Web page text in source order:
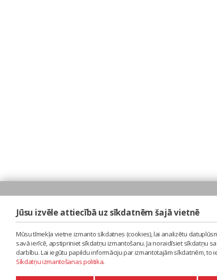
Jūsu izvēle attiecībā uz sīkdatnēm šajā vietnē
Mūsu tīmekļa vietne izmanto sīkdatnes (cookies), lai analizētu
savā ierīcē, apstipriniet sīkdatņu izmantošanu. Ja noraidīsiet sīkdatņu
darbību. Lai iegūtu papildu informāciju par izmantotajām sīkdatnēm,
Sīkdatņu izmantošanas politika.